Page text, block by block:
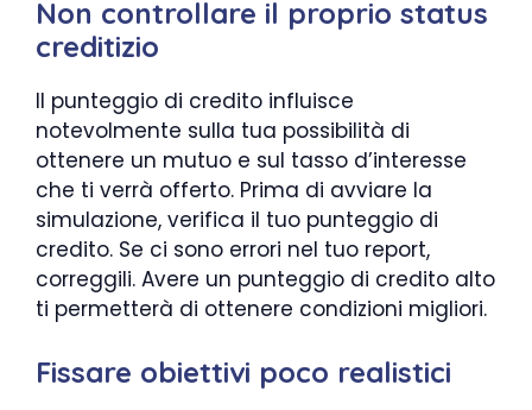
Non controllare il proprio status
creditizio
Il punteggio di credito influisce
notevolmente sulla tua possibilità di
ottenere un mutuo e sul tasso d’interesse
che ti verrà offerto. Prima di avviare la
simulazione, verifica il tuo punteggio di
credito. Se ci sono errori nel tuo report,
correggili. Avere un punteggio di credito alto
ti permetterà di ottenere condizioni migliori.
Fissare obiettivi poco realistici